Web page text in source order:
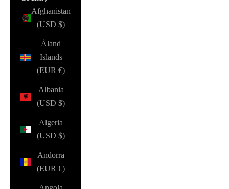
Afghanistan
(USD $)
Åland
Islands
(EUR €)
Albania
(USD $)
Algeria
(USD $)
Andorra
(EUR €)